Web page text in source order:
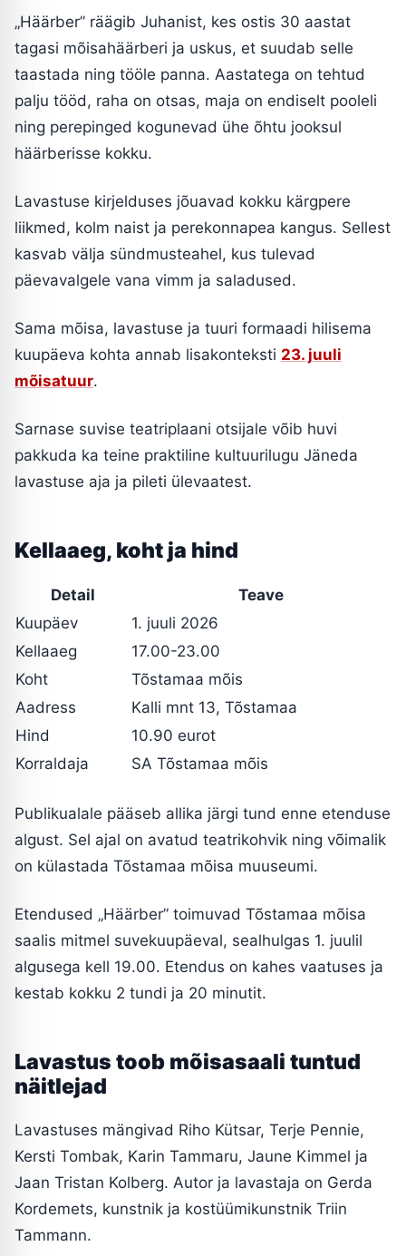
„Häärber” räägib Juhanist, kes ostis 30 aastat
tagasi mõisahäärberi ja uskus, et suudab selle
taastada ning tööle panna. Aastatega on tehtud
palju tööd, raha on otsas, maja on endiselt pooleli
ning perepinged kogunevad ühe õhtu jooksul
häärberisse kokku.
Lavastuse kirjelduses jõuavad kokku kärgpere
liikmed, kolm naist ja perekonnapea kangus. Sellest
kasvab välja sündmusteahel, kus tulevad
päevavalgele vana vimm ja saladused.
Sama mõisa, lavastuse ja tuuri formaadi hilisema
kuupäeva kohta annab lisakonteksti 23. juuli
mõisatuur.
Sarnase suvise teatriplaani otsijale võib huvi
pakkuda ka teine praktiline kultuurilugu Jäneda
lavastuse aja ja pileti ülevaatest.
Kellaaeg, koht ja hind
Detail
Teave
Kuupäev
1. juuli 2026
Kellaaeg
17.00-23.00
Koht
Tõstamaa mõis
Aadress
Kalli mnt 13, Tõstamaa
Hind
10.90 eurot
Korraldaja
SA Tõstamaa mõis
Publikualale pääseb allika järgi tund enne etenduse
algust. Sel ajal on avatud teatrikohvik ning võimalik
on külastada Tõstamaa mõisa muuseumi.
Etendused „Häärber” toimuvad Tõstamaa mõisa
saalis mitmel suvekuupäeval, sealhulgas 1. juulil
algusega kell 19.00. Etendus on kahes vaatuses ja
kestab kokku 2 tundi ja 20 minutit.
Lavastus toob mõisasaali tuntud
näitlejad
Lavastuses mängivad Riho Kütsar, Terje Pennie,
Kersti Tombak, Karin Tammaru, Jaune Kimmel ja
Jaan Tristan Kolberg. Autor ja lavastaja on Gerda
Kordemets, kunstnik ja kostüümikunstnik Triin
Tammann.